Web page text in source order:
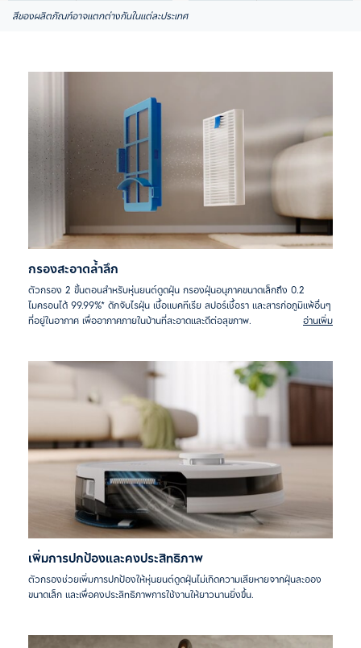
สีของผลิตภัณฑ์อาจแตกต่างกันในแต่ละประเทศ
กรองสะอาดล้ำลึก
ตัวกรอง 2 ขั้นตอนสำหรับหุ่นยนต์ดูดฝุ่น กรองฝุ่นอนุภาคขนาดเล็กถึง 0.2
ไมครอนได้ 99.99%* ดักจับไรฝุ่น เชื้อแบคทีเรีย สปอร์เชื้อรา และสารก่อภูมิแพ้อื่นๆ
ที่อยู่ในอากาศ เพื่ออากาศภายในบ้านที่สะอาดและดีต่อสุขภาพ.
อ่านเพิ่ม
เพิ่มการปกป้องและคงประสิทธิภาพ
ตัวกรองช่วยเพิ่มการปกป้องให้หุ่นยนต์ดูดฝุ่นไม่เกิดความเสียหายจากฝุ่นละออง
ขนาดเล็ก และเพื่อคงประสิทธิภาพการใช้งานให้ยาวนานยิ่งขึ้น.